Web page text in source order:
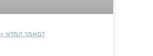
למאמר המלא »